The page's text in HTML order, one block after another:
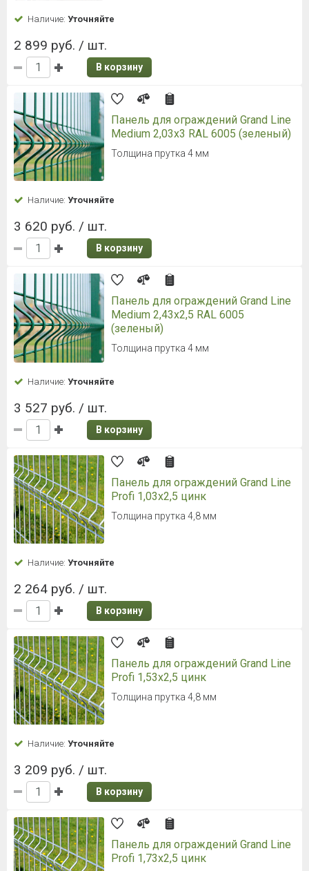
Наличие: Уточняйте
2 899 руб. / шт.
В корзину
Панель для ограждений Grand Line
Medium 2,03x3 RAL 6005 (зеленый)
Толщина прутка 4 мм
Наличие: Уточняйте
3 620 руб. / шт.
В корзину
Панель для ограждений Grand Line
Medium 2,43x2,5 RAL 6005
(зеленый)
Толщина прутка 4 мм
Наличие: Уточняйте
3 527 руб. / шт.
В корзину
Панель для ограждений Grand Line
Profi 1,03x2,5 цинк
Толщина прутка 4,8 мм
Наличие: Уточняйте
2 264 руб. / шт.
В корзину
Панель для ограждений Grand Line
Profi 1,53x2,5 цинк
Толщина прутка 4,8 мм
Наличие: Уточняйте
3 209 руб. / шт.
В корзину
Панель для ограждений Grand Line
Profi 1,73x2,5 цинк